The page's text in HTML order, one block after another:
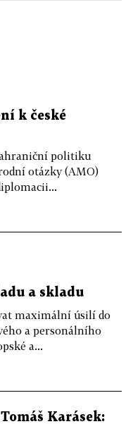
k české
politiku
otázky (AMO)
a skladu
maximální úsilí do
a personálního
a...
Karásek: